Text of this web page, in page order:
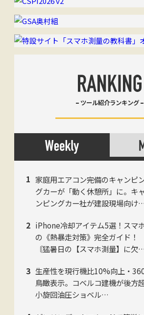
ツール紹介ランキング
家庭用エアコン完備のキャンピ
グカーが「動く休憩所」に。キャ
ンピングカー社が建設現場向け法
iPhone冷却アイテム5選！スマ
の《熱暴走対策》完全ガイド！
〘猛暑日の【スマホ測量】に欠か
生産性を現行機比10%向上・
鳥瞰表示。コベルコ建機が後方
小旋回油圧ショベル